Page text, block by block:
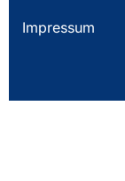
Impressum